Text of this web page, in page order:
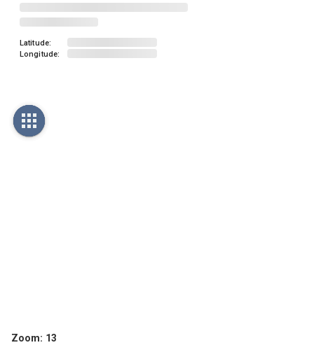
Latitude:
Longitude:
Zoom: 13